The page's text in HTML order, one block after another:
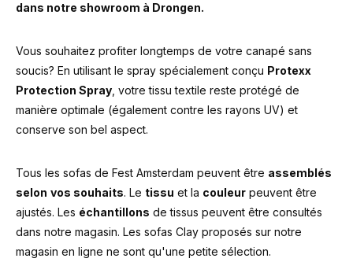
dans notre showroom à Drongen.
Vous souhaitez profiter longtemps de votre canapé sans
soucis? En utilisant le spray spécialement conçu Protexx
Protection Spray , votre tissu textile reste protégé de
manière optimale (également contre les rayons UV) et
conserve son bel aspect.
Tous les sofas de Fest Amsterdam peuvent être assemblés
selon vos souhaits. Le tissu et la couleur peuvent être
ajustés. Les échantillons de tissus peuvent être consultés
dans notre magasin. Les sofas Clay proposés sur notre
magasin en ligne ne sont qu'une petite sélection.